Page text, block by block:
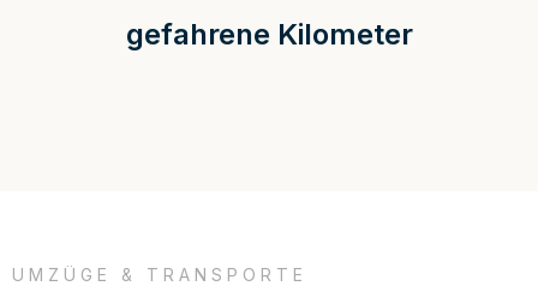
gefahrene Kilometer
UMZÜGE & TRANSPORTE